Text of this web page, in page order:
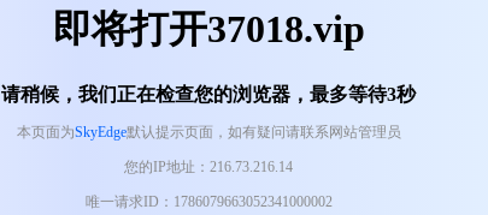
即将打开37018.vip
请稍候，我们正在检查您的浏览器，最多等待2秒
本页面为SkyEdge默认提示页面，如有疑问请联系网站管理员
您的IP地址：216.73.216.14
唯一请求ID：1786079663052341000002